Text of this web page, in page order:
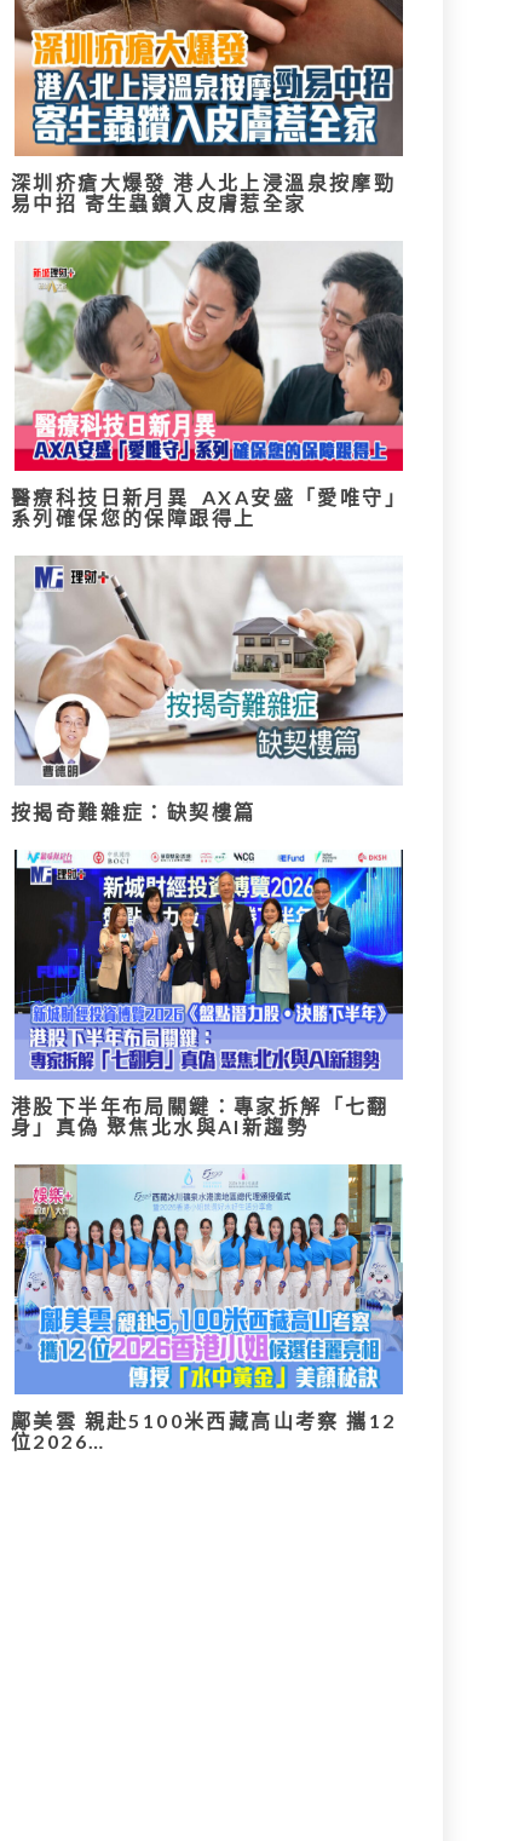
深圳疥瘡大爆發 港人北上浸溫泉按摩勁
易中招 寄生蟲鑽入皮膚惹全家
醫療科技日新月異 AXA安盛「愛唯守」
系列確保您的保障跟得上
按揭奇難雜症：缺契樓篇
港股下半年布局關鍵：專家拆解「七翻
身」真偽 聚焦北水與AI新趨勢
鄺美雲 親赴5100米西藏高山考察 攜12
位2026…